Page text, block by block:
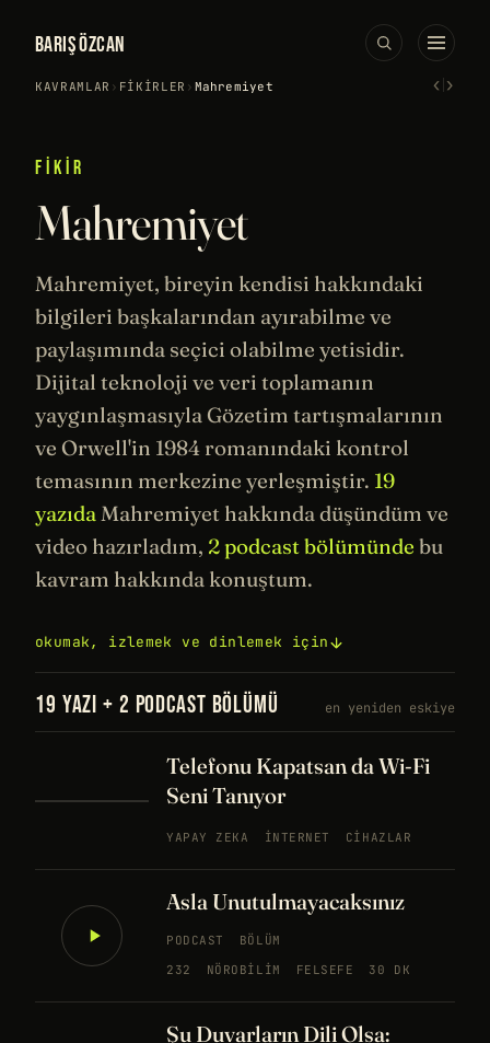
BARIŞ ÖZCAN
KAVRAMLAR › FIKIRLER › Mahremiyet ‹›
FIKIR
Mahremiyet
Mahremiyet, bireyin kendisi hakkındaki
bilgileri başkalarından ayırabilme ve
paylaşımında seçici olabilme yetisidir.
Dijital teknoloji ve veri toplamanın
yaygınlaşmasıyla Gözetim tartışmalarının
ve Orwell'in 1984 romanındaki kontrol
temasının merkezine yerleşmiştir. 19
yazıdaMahremiyet hakkında düşündüm ve
video hazırladım, 2 podcast bölümünde bu
kavram hakkında konuştum.
okumak, izlemek ve dinlemek için
19 YAZI + 2 PODCAST BÖLÜMÜ en yeniden eskiye
Telefonu Kapatsan da Wi-Fi
Seni Tanıyor
YAPAY ZEKA İNTERNET CIHAZLAR
Asla Unutulmayacaksınız
PODCAST
BÖLÜM
232
NÖROBILIM FELSEFE 30 DK
Şu Duvarların Dili Olsa: